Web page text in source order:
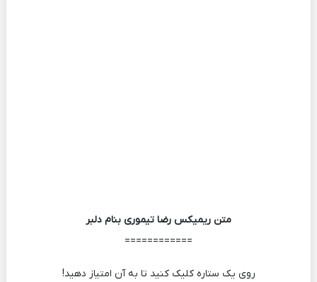
متن ریمیکس رضا تیموری بنام دلبر
============
روی یک ستاره کلیک کنید تا به آن امتیاز دهید!